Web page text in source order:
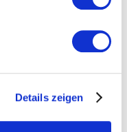
Details zeigen